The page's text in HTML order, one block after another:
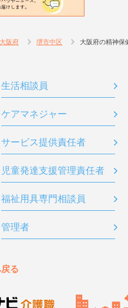
大阪府 堺市中区 大阪府の精神保
生活相談員
ケアマネジャー
サービス提供責任者
児童発達支援管理責任者
福祉用具専門相談員
管理者
る